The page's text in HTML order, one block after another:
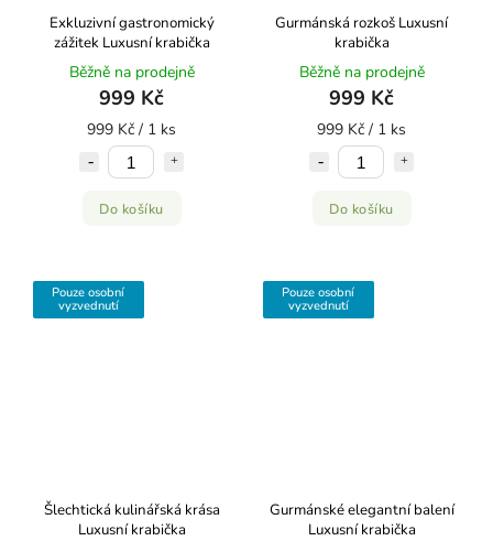
Exkluzivní gastronomický
zážitek Luxusní krabička
Běžně na prodejně
999 Kč
999 Kč / 1 ks
Do košíku
Gurmánská rozkoš Luxusní
krabička
Běžně na prodejně
999 Kč
999 Kč / 1 ks
Do košíku
Pouze osobní
vyzvednutí
Šlechtická kulinářská krása
Luxusní krabička
Pouze osobní
vyzvednutí
Gurmánské elegantní balení
Luxusní krabička